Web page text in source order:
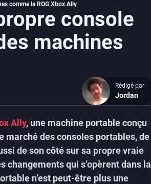
comme la ROG Xbox Ally
console
machines
Rédigé par
Jordan
Ally, une machine portable conçu
marché des consoles portables, de
de son côté sur sa propre vraie
changements qui s’opèrent dans la
n’est peut-être plus une